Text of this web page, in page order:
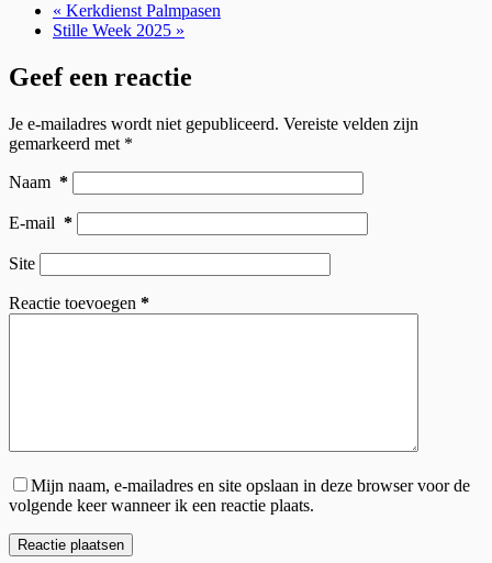
« Kerkdienst Palmpasen
Stille Week 2025 »
Geef een reactie
Je e-mailadres wordt niet gepubliceerd. Vereiste velden zijn
gemarkeerd met *
Naam *
E-mail *
Site
Reactie toevoegen *
Mijn naam, e-mailadres en site opslaan in deze browser voor de
volgende keer wanneer ik een reactie plaats.
Reactie plaatsen